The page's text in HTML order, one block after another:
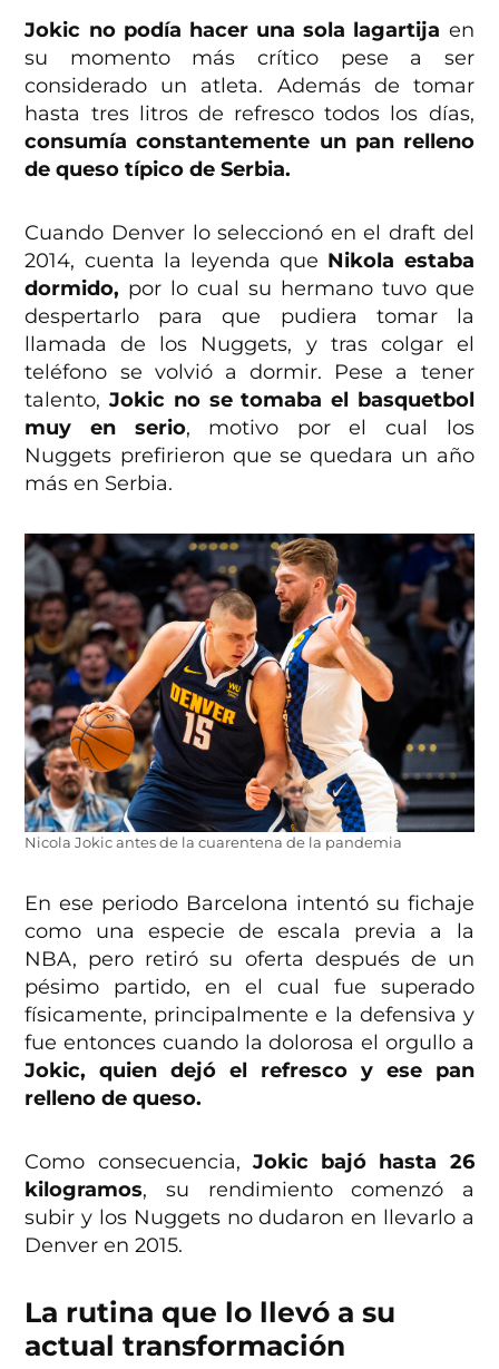
Jokic no podía hacer una sola lagartija en
su momento más crítico pese a ser
considerado un atleta. Además de tomar
hasta tres litros de refresco todos los días,
consumía constantemente un pan relleno
de queso típico de Serbia.
Cuando Denver lo seleccionó en el draft del
2014, cuenta la leyenda que Nikola estaba
dormido, por lo cual su hermano tuvo que
despertarlo para que pudiera tomar la
llamada de los Nuggets, y tras colgar el
teléfono se volvió a dormir. Pese a tener
talento,Jokic no se tomaba el basquetbol
muy en serio, motivo por el cual los
Nuggets prefirieron que se quedara un año
más en Serbia.
Nicola Jokic antes de la cuarentena de la pandemia
En ese periodo Barcelona intentó su fichaje
como una especie de escala previa a la
NBA, pero retiró su oferta después de un
pésimo partido, en el cual fue superado
físicamente, principalmente e la defensiva y
fue entonces cuando la dolorosa el orgullo a
Jokic, quien dejó el refresco y ese pan
relleno de queso.
Como consecuencia, Jokic bajó hasta 26
kilogramos, su rendimiento comenzó a
subir y los Nuggets no dudaron en llevarlo a
Denver en 2015.
La rutina que lo llevó a su
actual transformación